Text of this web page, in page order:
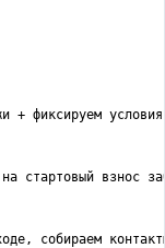
+ фиксируем
стартовый взнос
собираем